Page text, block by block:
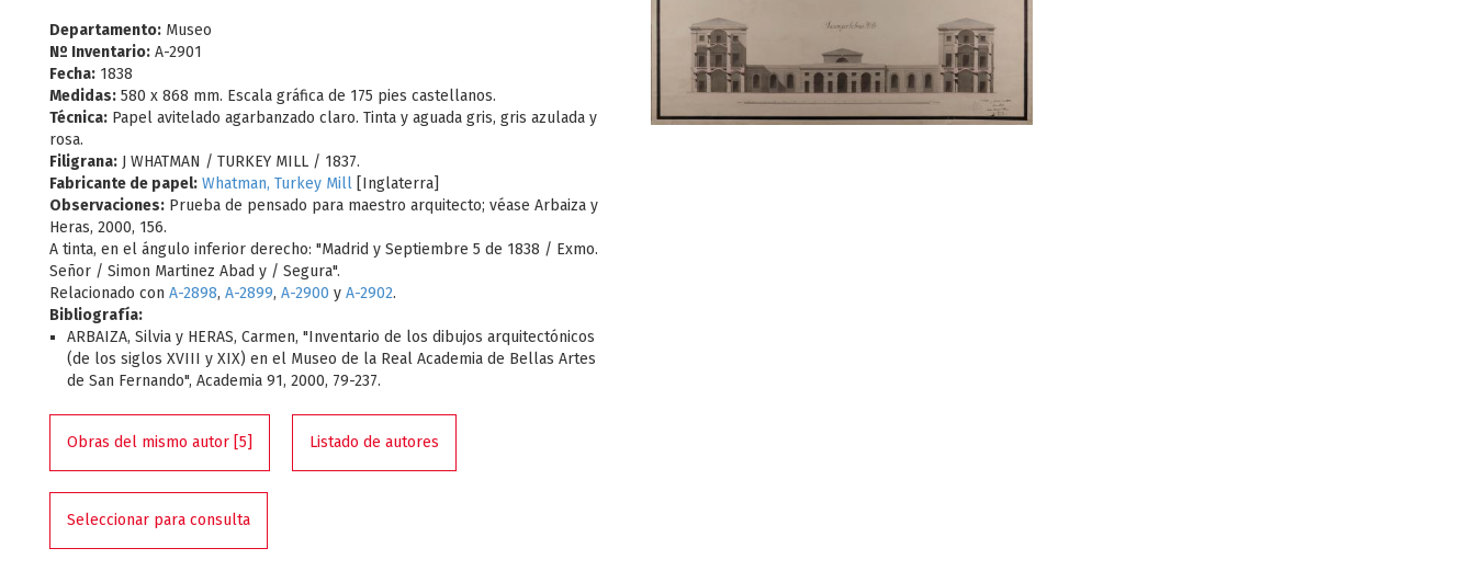
Departamento: Museo
Nº Inventario: A-2901
Fecha: 1838
Medidas: 580 x 868 mm. Escala gráfica de 175 pies castellanos.
Técnica: Papel avitelado agarbanzado claro. Tinta y aguada gris, gris azulada y
rosa.
Filigrana: J WHATMAN / TURKEY MILL / 1837.
Fabricante de papel: Whatman, Turkey Mill [Inglaterra]
Observaciones: Prueba de pensado para maestro arquitecto; véase Arbaiza y
Heras, 2000, 156.
A tinta, en el ángulo inferior derecho: "Madrid y Septiembre 5 de 1838 / Exmo.
Señor / Simon Martinez Abad y / Segura".
Relacionado con A-2898, A-2899, A-2900 y A-2902.
Bibliografía:
ARBAIZA, Silvia y HERAS, Carmen, "Inventario de los dibujos arquitectónicos
(de los siglos XVIII y XIX) en el Museo de la Real Academia de Bellas Artes
de San Fernando", Academia 91, 2000, 79-237.
Obras del mismo autor [5] Listado de autores
Seleccionar para consulta